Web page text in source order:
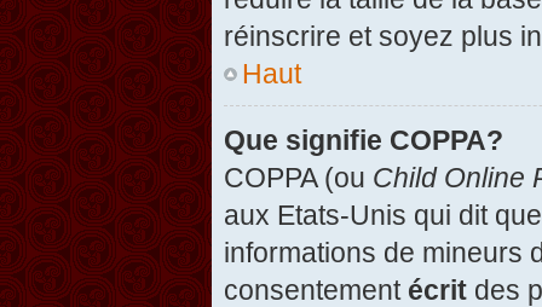
réinscrire et soyez plus
Haut
Que signifie COPPA?
COPPA (ou Child Online
aux Etats-Unis qui dit
informations de mineurs
consentement écrit des